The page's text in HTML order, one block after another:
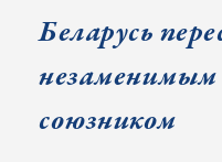
Беларусь
союзником